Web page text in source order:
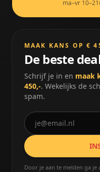
ma–vr
MAAK KANS OP €
De beste
Schrijf je in en maak
450,-. Wekelijks de
spam.
Door je aan te melden ga je